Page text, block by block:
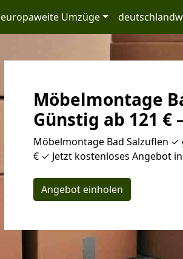
europaweite Umzüge
Möbelmontage
Günstig ab 121 €
Möbelmontage Bad Salzuflen
€ ✓ Jetzt kostenloses Angebot
Angebot einholen